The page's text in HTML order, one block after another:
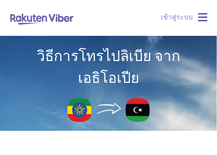
เข้าสู่ระบบ
วิธีการโทรไปลิเบีย จาก
เอธิโอเปีย